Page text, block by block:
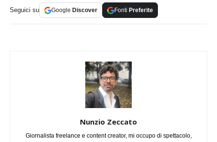
Seguici su Google Discover Fonti Preferite
Nunzio Zeccato
Giornalista freelance e content creator, mi occupo di spettacolo,